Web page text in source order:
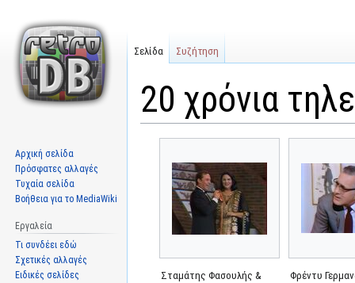
20 χρόνια
πλοήγηση
αναζήτηση
Σταμάτης Φασουλής &
Φρέντυ
Σελίδα Συζήτηση
Αρχική σελίδα
Πρόσφατες αλλαγές
Τυχαία σελίδα
Βοήθεια για το MediaWiki
Εργαλεία
Τι συνδέει εδώ
Σχετικές αλλαγές
Ειδικές σελίδες